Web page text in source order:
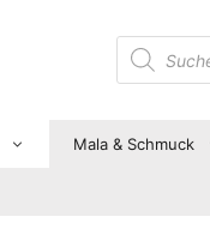
Suche
nach
Produkten
Mala & Schmuck